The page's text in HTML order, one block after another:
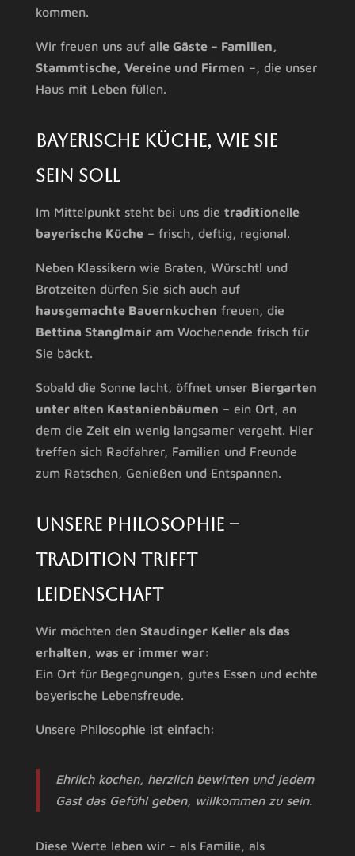
kommen.
Wir freuen uns auf alle Gäste – Familien,
Stammtische, Vereine und Firmen –, die unser
Haus mit Leben füllen.
Bayerische Küche, wie sie
sein soll
Im Mittelpunkt steht bei uns die traditionelle
bayerische Küche– frisch, deftig, regional.
Neben Klassikern wie Braten, Würschtl und
Brotzeiten dürfen Sie sich auch auf
hausgemachte Bauernkuchen freuen, die
Bettina Stanglmairam Wochenende frisch für
Sie bäckt.
Sobald die Sonne lacht, öffnet unser Biergarten
unter alten Kastanienbäumen – ein Ort, an
dem die Zeit ein wenig langsamer vergeht. Hier
treffen sich Radfahrer, Familien und Freunde
zum Ratschen, Genießen und Entspannen.
Unsere Philosophie –
Tradition trifft
Leidenschaft
Wir möchten den Staudinger Keller als das
erhalten, was er immer war:
Ein Ort für Begegnungen, gutes Essen und echte
bayerische Lebensfreude.
Unsere Philosophie ist einfach:
Ehrlich kochen, herzlich bewirten und jedem
Gast das Gefühl geben, willkommen zu sein.
Diese Werte leben wir – als Familie, als